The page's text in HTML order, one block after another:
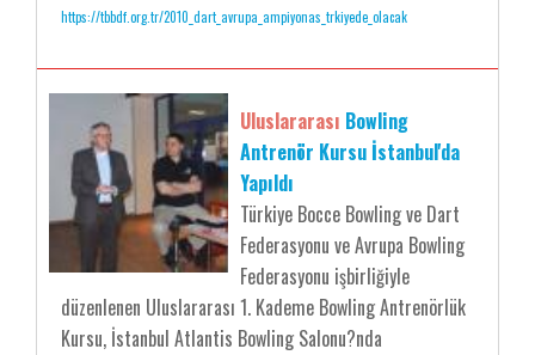
https://tbbdf.org.tr/2010_dart_avrupa_ampiyonas_trkiyede_olacak
Uluslararası Bowling
Antrenör Kursu İstanbul'da
Yapıldı
Türkiye Bocce Bowling ve Dart
Federasyonu ve Avrupa Bowling
Federasyonu işbirliğiyle
düzenlenen Uluslararası 1. Kademe Bowling Antrenörlük
Kursu, İstanbul Atlantis Bowling Salonu?nda